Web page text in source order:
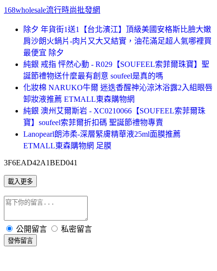
168wholesale流行時尚批發網
除夕 年貨街1送1【台北濱江】頂級美國安格斯比臉大嫩
肩沙朗火鍋片-肉片又大又結實，油花滿足超人氣哪裡買
最便宜 除夕
純銀 戒指 怦然心動 - R029【SOUFEEL索菲爾珠寶】聖
誕節禮物送什麼最有創意 soufeel是真的嗎
化妝棉 NARUKO牛爾 迷迭香醒神沁涼沐浴露2入組眼唇
卸妝液推薦 ETMALL東森購物網
純銀 澳州艾爾斯岩 - XC0210066【SOUFEEL索菲爾珠
寶】soufeel索菲爾折扣碼 聖誕節禮物專賣
Lanopearl朗沛柔-深層緊膚精華液25ml面膜推薦
ETMALL東森購物網 足膜
3F6EAD42A1BED041
載入更多
公開留言 私密留言
發佈留言